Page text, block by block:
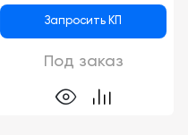
Запросить КП
Под заказ